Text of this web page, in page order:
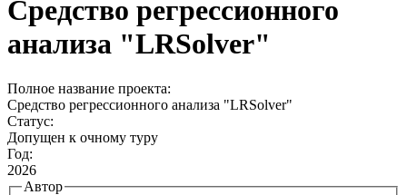
Средство регрессионного
анализа "LRSolver"
Полное название проекта:
Средство регрессионного анализа "LRSolver"
Статус:
Допущен к очному туру
Год:
2026
Автор